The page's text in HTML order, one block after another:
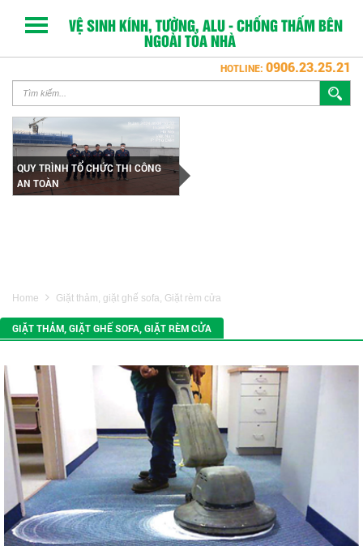
VỆ SINH KÍNH, TƯỜNG, ALU - CHỐNG THẤM BÊN
NGOÀI TÒA NHÀ
HOTLINE: 0906.23.25.21
DỊCH VỤ LAU KÍNH TÒA NHÀ
Home Giặt thảm, giặt ghế sofa, Giặt rèm cửa
GIẶT THẢM, GIẶT GHẾ SOFA, GIẶT RÈM CỬA